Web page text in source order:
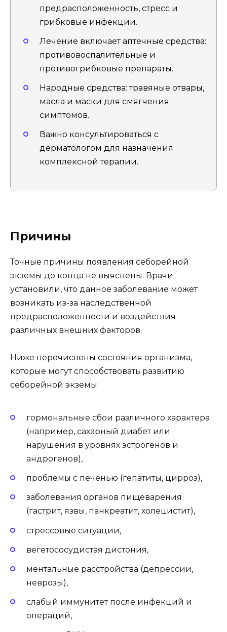
предрасположенность, стресс и
грибковые инфекции.
Лечение включает аптечные средства:
противовоспалительные и
противогрибковые препараты.
Народные средства: травяные отвары,
масла и маски для смягчения
симптомов.
Важно консультироваться с
дерматологом для назначения
комплексной терапии.
Причины
Точные причины появления себорейной
экземы до конца не выяснены. Врачи
установили, что данное заболевание может
возникать из-за наследственной
предрасположенности и воздействия
различных внешних факторов.
Ниже перечислены состояния организма,
которые могут способствовать развитию
себорейной экземы:
гормональные сбои различного характера
(например, сахарный диабет или
нарушения в уровнях эстрогенов и
андрогенов),
проблемы с печенью (гепатиты, цирроз),
заболевания органов пищеварения
(гастрит, язвы, панкреатит, холецистит),
стрессовые ситуации,
вегетососудистая дистония,
ментальные расстройства (депрессии,
неврозы),
слабый иммунитет после инфекций и
операций,